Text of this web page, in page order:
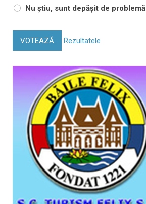
Nu știu, sunt depășit de problemă
VOTEAZĂ Rezultatele